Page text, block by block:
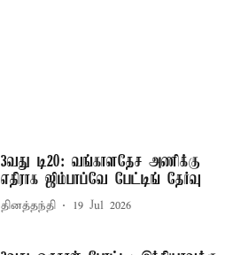
3வது டி20: வங்காளதேச அணிக்கு
எதிராக ஜிம்பாப்வே பேட்டிங் தேர்வு
தினத்தந்தி 19 Jul 2026